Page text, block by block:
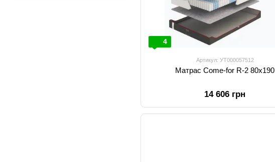
4
Артикул: УТ000057512
Матрас Come-for R-2 80x190
14 606 грн